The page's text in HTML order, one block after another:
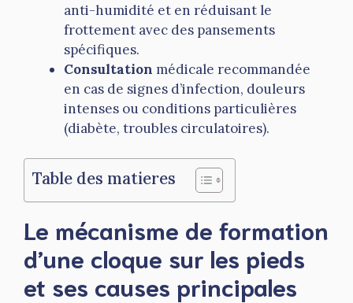
anti-humidité et en réduisant le
frottement avec des pansements
spécifiques.
Consultation médicale recommandée
en cas de signes d’infection, douleurs
intenses ou conditions particulières
(diabète, troubles circulatoires).
Table des matieres
Le mécanisme de formation
d’une cloque sur les pieds
et ses causes principales